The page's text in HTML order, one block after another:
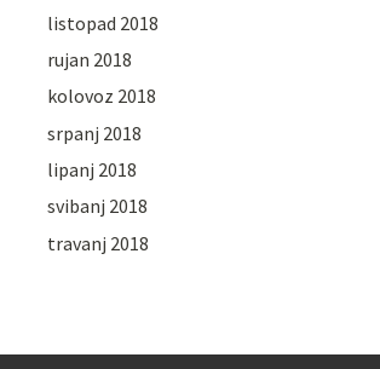
listopad 2018
rujan 2018
kolovoz 2018
srpanj 2018
lipanj 2018
svibanj 2018
travanj 2018